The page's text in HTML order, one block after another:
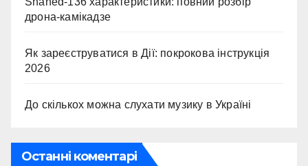
дрона-камікадзе
Як зареєструватися в Дії: покрокова інструкція
2026
До скількох можна слухати музику в Україні
Останні коментарі